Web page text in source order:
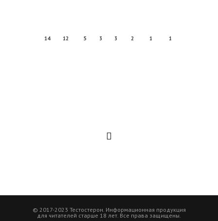
14 12 5 3 3 2 1 1
© 2017-2023 Тестостерон. Информационная продукция
для читателей старше 18 лет. Все права защищены.